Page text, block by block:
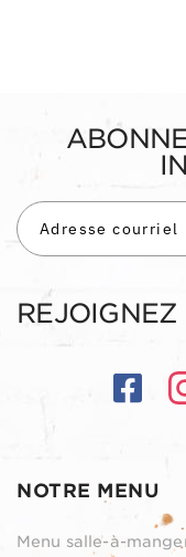
NOTRE MENU
Menu salle-à-